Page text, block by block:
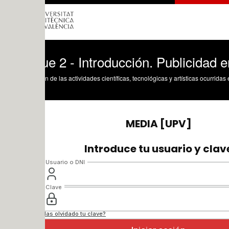
2 - Introducción. Publicidad en
de las actividades científicas, tecnológicas y artísticas ocurridas en los tres